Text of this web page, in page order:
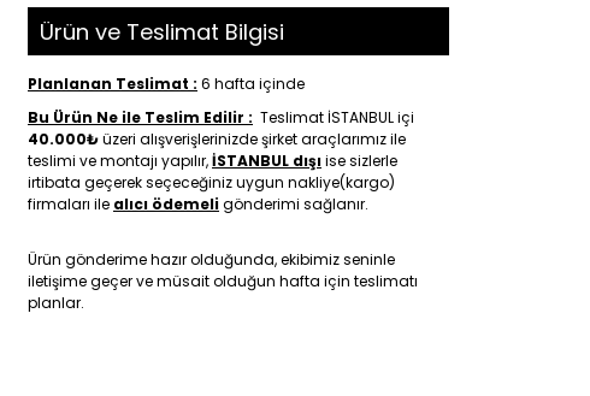
Ürün ve Teslimat Bilgisi
Planlanan Teslimat : 6 hafta içinde
Bu Ürün Ne ile Teslim Edilir : Teslimat İSTANBUL içi
40.000₺üzeri alışverişlerinizde şirket araçlarımız ile
teslimi ve montajı yapılır,İSTANBUL dışıise sizlerle
irtibata geçerek seçeceğiniz uygun nakliye(kargo)
firmaları ile alıcı ödemeligönderimi sağlanır.
Ürün gönderime hazır olduğunda, ekibimiz seninle
iletişime geçer ve müsait olduğun hafta için teslimatı
planlar.